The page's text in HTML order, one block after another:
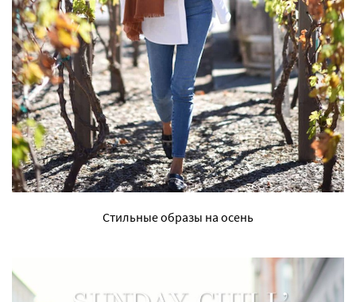
Стильные образы на осень